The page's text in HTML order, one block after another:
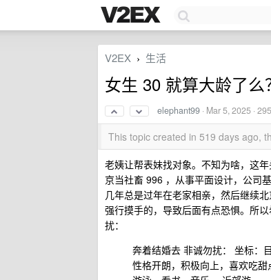
V2EX › 生活
女生 30 就算大龄了
elephant99 · Mar 5, 2025 ·
This topic created in 519 days ago,
老姨让帮表妹找对象。不知为啥，这
京当社畜 996 ，从事平面设计，公司
几年总是过年在老家相亲，然后继续
强行摸手的，导致后面有点恐惧。所
扰：
奔着结婚去 非诚勿扰： 坐标：
性格开朗，积极向上，喜欢吃